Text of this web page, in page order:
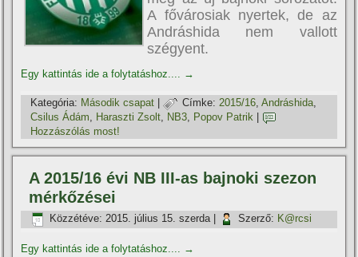
A fővárosiak nyertek, de az
Andráshida nem vallott
szégyent.
Egy kattintás ide a folytatáshoz.... →
Kategória: Második csapat | Címke: 2015/16,Andráshida,
Csilus Ádám, Haraszti Zsolt, NB3, Popov Patrik
Hozzászólás most!
A 2015/16 évi NB III-as bajnoki szezon
mérkőzései
Közzétéve: 2015. július 15. szerda| Szerző: K@rcsi
Egy kattintás ide a folytatáshoz.... →